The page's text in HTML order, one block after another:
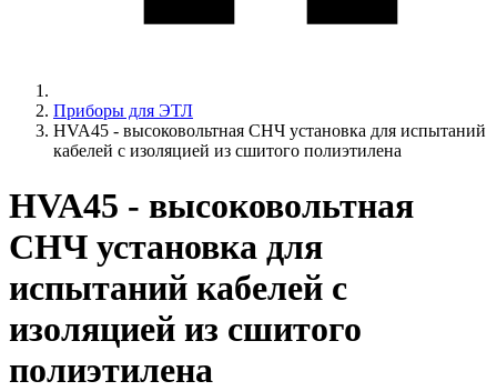
Приборы для ЭТЛ
HVA45 - высоковольтная СНЧ установка для испытаний
кабелей с изоляцией из сшитого полиэтилена
HVA45 - высоковольтная
СНЧ установка для
испытаний кабелей с
изоляцией из сшитого
полиэтилена